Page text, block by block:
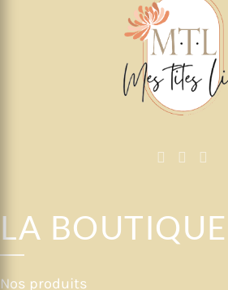
LA BOUTIQUE
Nos produits